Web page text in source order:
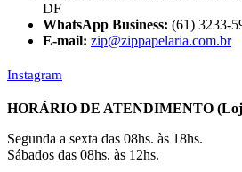
DF
WhatsApp Business: (61) 3233-
E-mail: zip@zippapelaria.com.br
Instagram
HORÁRIO DE ATENDIMENTO
Segunda a sexta das 08hs. às 18hs.
Sábados das 08hs. às 12hs.